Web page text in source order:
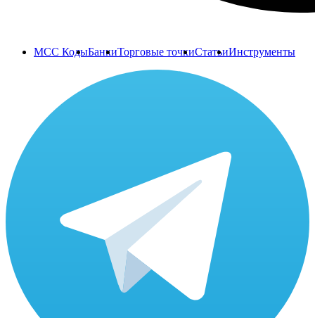
MCC КодыБанкиТорговые точкиСтатьиИнструменты